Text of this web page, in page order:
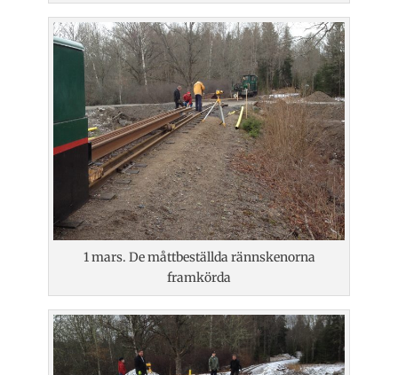
1 mars. De måttbeställda rännskenorna
framkörda